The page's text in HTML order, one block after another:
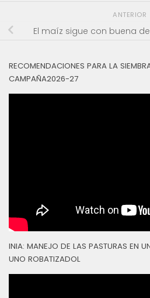
ANTERIOR
El maíz sigue con buena
RECOMENDACIONES PARA LA
CAMPAÑA2026-27
INIA: MANEJO DE LAS PASTURAS EN
UNO ROBATIZADOL